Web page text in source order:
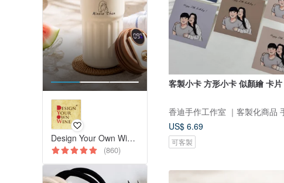
Design Your Own Wine 香港酒瓶雕刻禮品專門店
(860)
客製小卡 方形小卡 似顏繪 卡片
US$ 6.69
可客製